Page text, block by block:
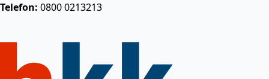
Telefon: 0800 0213213